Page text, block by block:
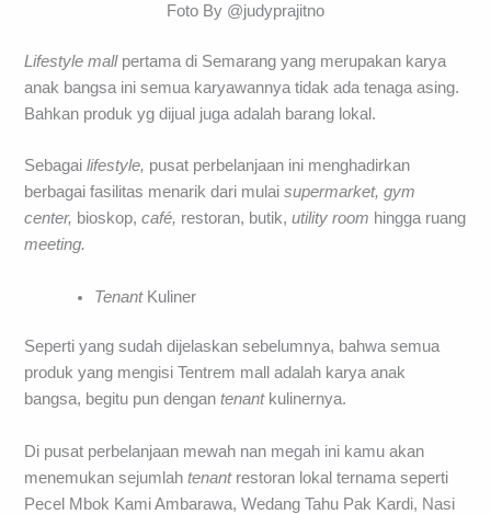
Foto By @judyprajitno
Lifestyle mallpertama di Semarang yang merupakan karya
anak bangsa ini semua karyawannya tidak ada tenaga asing.
Bahkan produk yg dijual juga adalah barang lokal.
Sebagailifestyle, pusat perbelanjaan ini menghadirkan
berbagai fasilitas menarik dari mulaisupermarket, gym
center, bioskop,café, restoran, butik,utility room hingga ruang
meeting.
TenantKuliner
Seperti yang sudah dijelaskan sebelumnya, bahwa semua
produk yang mengisi Tentrem mall adalah karya anak
bangsa, begitu pun dengantenantkulinernya.
Di pusat perbelanjaan mewah nan megah ini kamu akan
menemukan sejumlahtenantrestoran lokal ternama seperti
Pecel Mbok Kami Ambarawa, Wedang Tahu Pak Kardi, Nasi